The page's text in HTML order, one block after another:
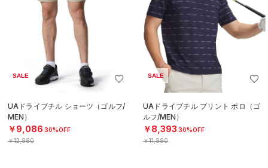
SALE
UAドライブチル ショーツ（ゴルフ/
MEN）
￥9,086 30%OFF
￥12,980
SALE
UAドライブチル プリント ポロ（ゴ
ルフ/MEN）
￥8,393 30%OFF
￥11,990